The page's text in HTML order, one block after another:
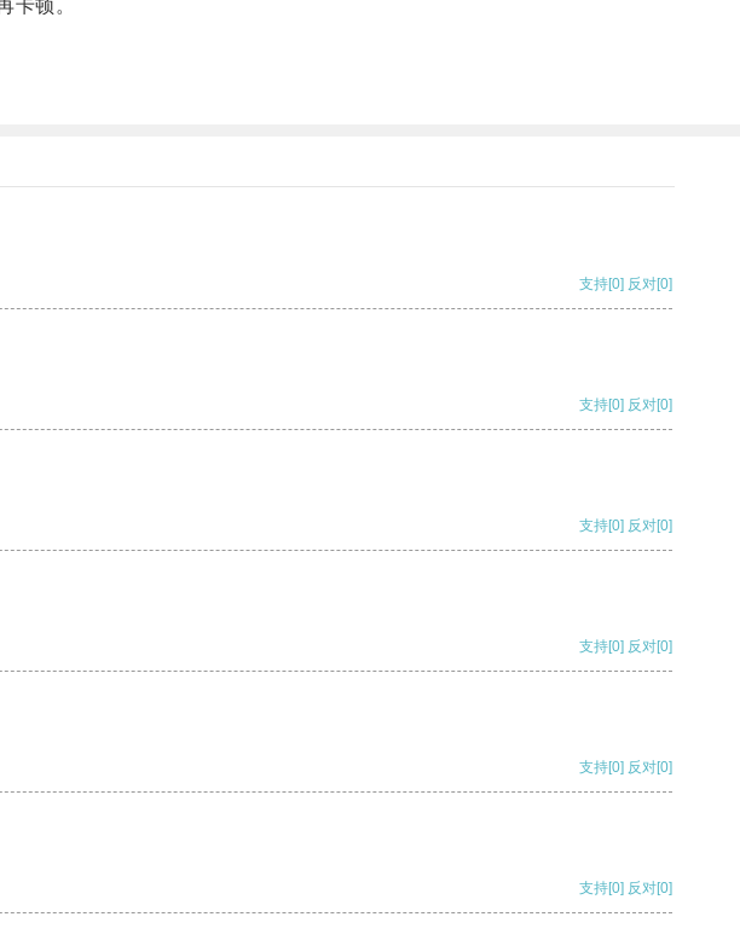
顿。
支持[0] 反对[0]
支持[0] 反对[0]
支持[0] 反对[0]
支持[0] 反对[0]
支持[0] 反对[0]
支持[0] 反对[0]